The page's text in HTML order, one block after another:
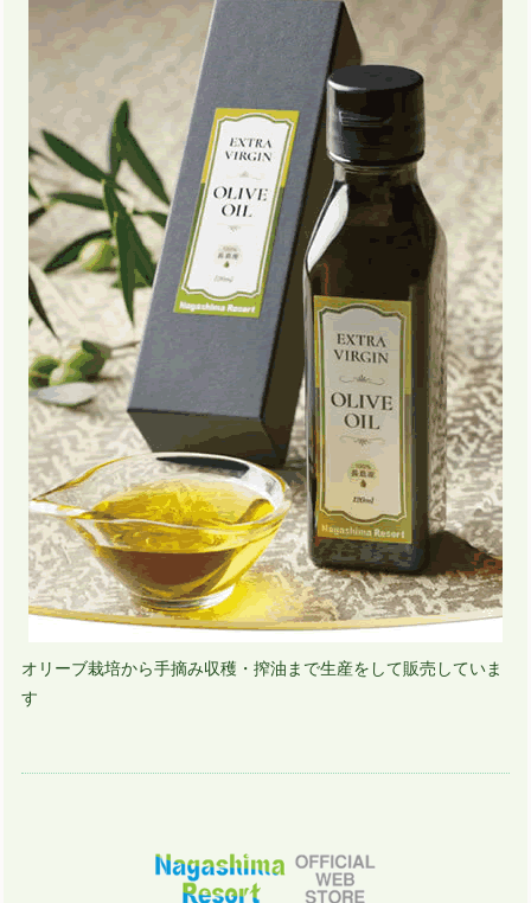
オリーブ栽培から手摘み収穫・搾油まで生産をして販売していま
す